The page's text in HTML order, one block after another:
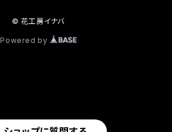
© 花工房イナバ
Powered by